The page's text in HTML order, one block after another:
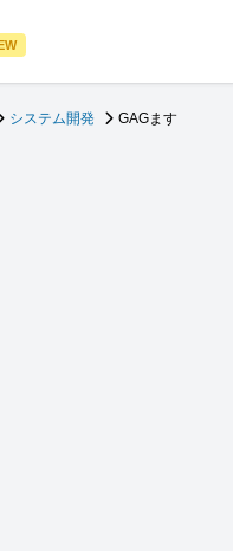
システム開発 GAGます